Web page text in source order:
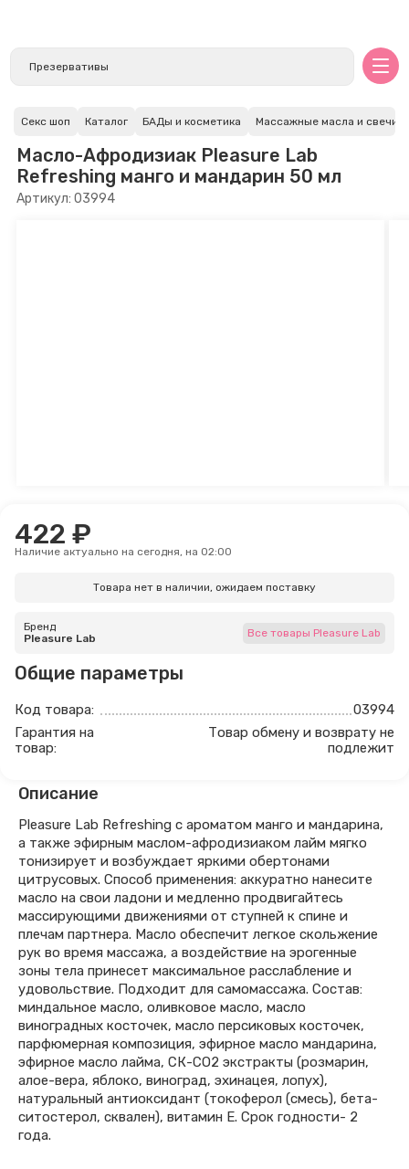
Секс шоп Каталог БАДы и косметика Массажные масла и свечи
Масло-Афродизиак Pleasure Lab
Refreshing манго и мандарин 50 мл
Артикул: 03994
422 ₽
Наличие актуально на сегодня, на 02:00
Товара нет в наличии, ожидаем поставку
Бренд
Pleasure Lab
Все товары Pleasure Lab
Общие параметры
Код товара:
03994
Гарантия на
товар:
Товар обмену и возврату не
подлежит
Описание
Pleasure Lab Refreshing с ароматом манго и мандарина,
а также эфирным маслом-афродизиаком лайм мягко
тонизирует и возбуждает яркими обертонами
цитрусовых. Способ применения: аккуратно нанесите
масло на свои ладони и медленно продвигайтесь
массирующими движениями от ступней к спине и
плечам партнера. Масло обеспечит легкое скольжение
рук во время массажа, а воздействие на эрогенные
зоны тела принесет максимальное расслабление и
удовольствие. Подходит для самомассажа. Состав:
миндальное масло, оливковое масло, масло
виноградных косточек, масло персиковых косточек,
парфюмерная композиция, эфирное масло мандарина,
эфирное масло лайма, СК-СО2 экстракты (розмарин,
алое-вера, яблоко, виноград, эхинацея, лопух),
натуральный антиоксидант (токоферол (смесь), бета-
ситостерол, сквален), витамин Е. Срок годности- 2
года.